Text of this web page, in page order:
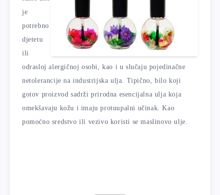
je
potrebno
djetetu
ili
odrasloj alergičnoj osobi, kao i u slučaju pojedinačne
netolerancije na industrijska ulja. Tipično, bilo koji
gotov proizvod sadrži prirodna esencijalna ulja koja
omekšavaju kožu i imaju protuupalni učinak. Kao
pomoćno sredstvo ili vezivo koristi se maslinovo ulje.